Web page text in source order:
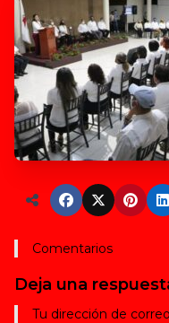
Comentarios
Deja una
Tu dirección de